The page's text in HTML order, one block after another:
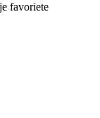
favoriete